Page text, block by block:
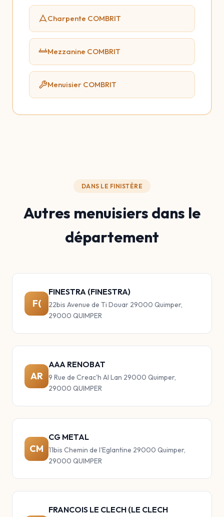
Charpente COMBRIT
Mezzanine COMBRIT
Menuisier COMBRIT
DANS LE FINISTÈRE
Autres menuisiers dans le
département
F(
FINESTRA (FINESTRA)
22bis Avenue de Ti Douar 29000 Quimper,
29000 QUIMPER
AR
AAA RENOBAT
9 Rue de Creac'h Al Lan 29000 Quimper,
29000 QUIMPER
CM
CG METAL
11bis Chemin de l'Eglantine 29000 Quimper,
29000 QUIMPER
FRANCOIS LE CLECH (LE CLECH